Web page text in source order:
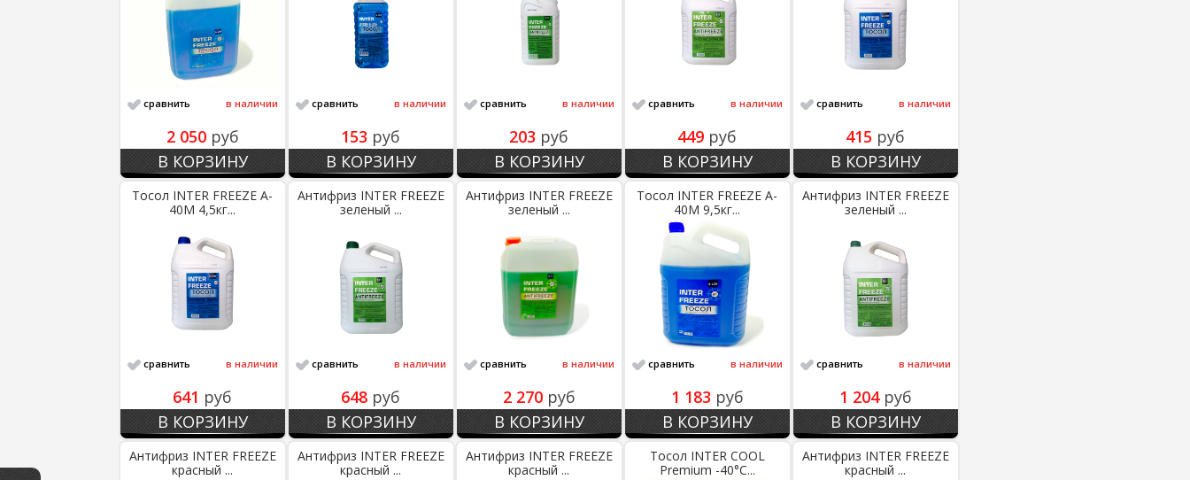
сравнить в наличии
2 050 руб
В КОРЗИНУ
сравнить в наличии
153 руб
В КОРЗИНУ
сравнить в наличии
203 руб
В КОРЗИНУ
сравнить в наличии
449 руб
В КОРЗИНУ
сравнить в наличии
415 руб
В КОРЗИНУ
Тосол INTER FREEZE A-
40M 4,5кг...
сравнить в наличии
641 руб
В КОРЗИНУ
Антифриз INTER FREEZE
зеленый ...
сравнить в наличии
648 руб
В КОРЗИНУ
Антифриз INTER FREEZE
зеленый ...
сравнить в наличии
2 270 руб
В КОРЗИНУ
Тосол INTER FREEZE A-
40M 9,5кг...
сравнить в наличии
1 183 руб
В КОРЗИНУ
Антифриз INTER FREEZE
зеленый ...
сравнить в наличии
1 204 руб
В КОРЗИНУ
Антифриз INTER FREEZE
красный ...
Антифриз INTER FREEZE
красный ...
Антифриз INTER FREEZE
красный ...
Тосол INTER COOL
Premium -40°С...
Антифриз INTER FREEZE
красный ...